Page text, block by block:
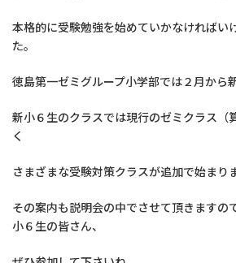
本格的に受験勉強を始めていかなければい
た。
徳島第一ゼミグループ小学部では２月から
新小６生のクラスでは現行のゼミクラス（
く
さまざまな受験対策クラスが追加で始まりま
その案内も説明会の中でさせて頂きますの
小６生の皆さん、